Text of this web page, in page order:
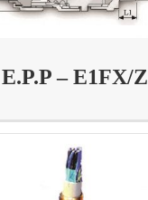
E.P.P – E1FX/Z